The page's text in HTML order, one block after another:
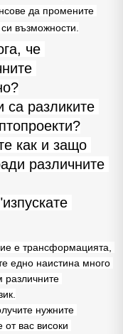
да промените
възможности.
че
са разликите
как и защо
различните
е трансформацията,
едно наистина много
различните
нужните
от вас високи